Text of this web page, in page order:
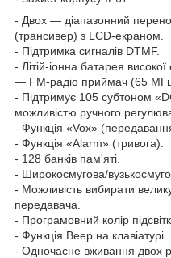
- Двох — діапазонний
(трансивер) з LCD-екраном.
- Підтримка сигналів DTMF.
- Літій-іонна батарея високої
— FM-радіо приймач (65
- Підтримує 105 субтоном
можливістю ручного
- Функція «Vox»
- Функція «Alarm» (тривога).
- 128 банків пам'яті.
- Широкосмугова/
- Можливість вибирати
передавача.
- Програмовний колір
- Функція Beep на клавіатурі.
- Одночасне вживання двох